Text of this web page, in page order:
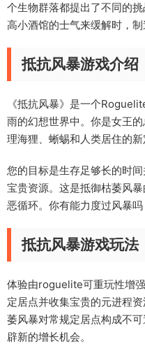
个生物群落都提出了不同的
高小酒馆的士气来缓解时，制
抵抗风暴游戏介绍
《抵抗风暴》是一个
雨的幻想世界中。你是女王
理海狸、蜥蜴和人类居住的新
您的目标是生存足够长的时
宝贵资源。这是抵御枯萎风
恶循环。你有能力度过风暴吗
抵抗风暴游戏玩法
体验由roguelite可重玩性增
定居点并收集宝贵的元进程
萎风暴对常规定居点构成不
辟新的增长机会。